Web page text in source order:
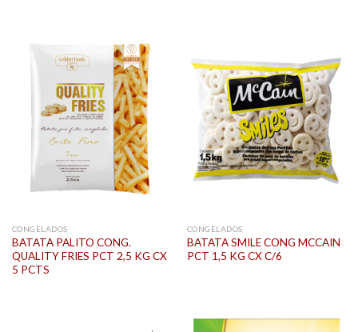
CONGELADOS
BATATA PALITO CONG.
QUALITY FRIES PCT 2,5 KG CX
5 PCTS
CONGELADOS
BATATA SMILE CONG MCCAIN
PCT 1,5 KG CX C/6